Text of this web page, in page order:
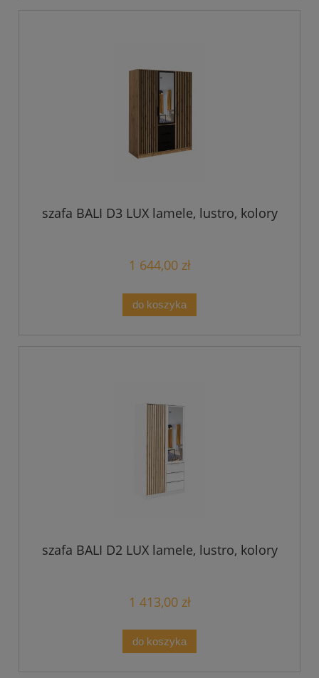
szafa BALI D3 LUX lamele, lustro, kolory
1 644,00 zł
do koszyka
szafa BALI D2 LUX lamele, lustro, kolory
1 413,00 zł
do koszyka